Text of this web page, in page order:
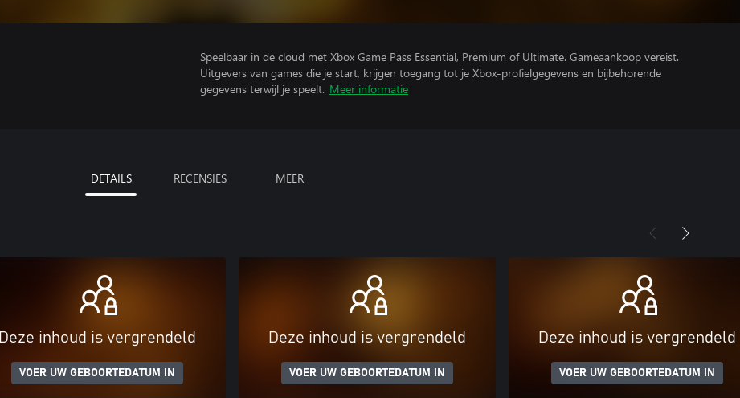
Speelbaar in de cloud met Xbox Game Pass Essential, Premium of Ultimate. Gameaankoop vereist.
Uitgevers van games die je start, krijgen toegang tot je Xbox-profielgegevens en bijbehorende
gegevens terwijl je speelt. Meer informatie
DETAILS RECENSIES MEER
Deze inhoud is vergrendeld
VOER UW GEBOORTEDATUM IN
Deze inhoud is vergrendeld
VOER UW GEBOORTEDATUM IN
Deze inhoud is vergrendeld
VOER UW GEBOORTEDATUM IN